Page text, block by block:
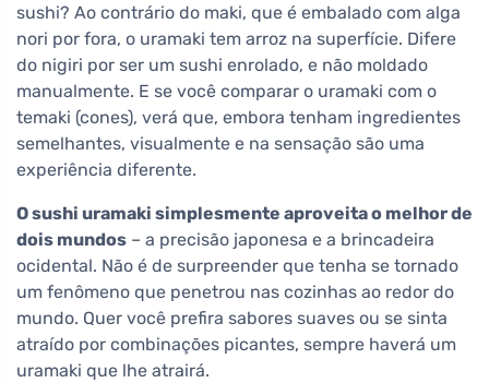
sushi? Ao contrário do maki, que é embalado com alga
nori por fora, o uramaki tem arroz na superfície. Difere
do nigiri por ser um sushi enrolado, e não moldado
manualmente. E se você comparar o uramaki com o
temaki (cones), verá que, embora tenham ingredientes
semelhantes, visualmente e na sensação são uma
experiência diferente.
O sushi uramaki simplesmente aproveita o melhor de
dois mundos – a precisão japonesa e a brincadeira
ocidental. Não é de surpreender que tenha se tornado
um fenômeno que penetrou nas cozinhas ao redor do
mundo. Quer você prefira sabores suaves ou se sinta
atraído por combinações picantes, sempre haverá um
uramaki que lhe atrairá.